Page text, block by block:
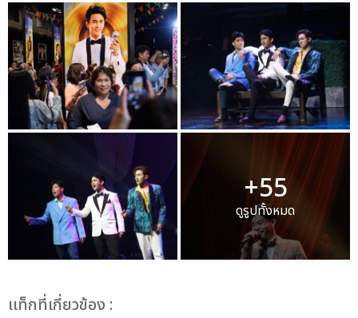
+55
ดูรูปทั้งหมด
เเท็กที่เกี่ยวข้อง :